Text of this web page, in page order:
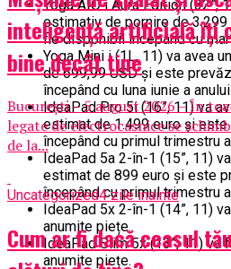
Yoga AIO i Aura Edition (32”,
estimativ de pornire de
fie disponibil începând cu
Yoga Mini i (1L, 11) va avea
de 699,99 USD și este
începând cu luna iunie a
IdeaPad Pro 5i (16”, 11) va
estimat de 1.499 euro și
începând cu primul trimestru
IdeaPad 5a 2-în-1 (15”, 11)
estimat de 899 euro și este
începând cu primul trimestru
IdeaPad 5x 2-în-1 (14”, 11)
anumite piețe.
IdeaPad Slim 5x (13”, 11) va
anumite piețe.
inteligență artificială îți
bine decât tine
București – 5 august 2026 – În
legate de electrocasnice se
de la...
Uncategorized4 zile inainte
Cum ar fi dacă ceasul